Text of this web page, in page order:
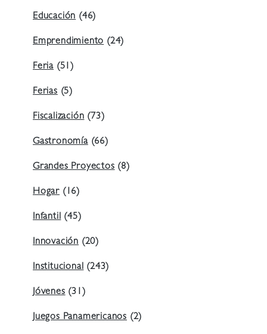
Educación(46)
Emprendimiento(24)
Feria (51)
Ferias(5)
Fiscalización(73)
Gastronomía(66)
Grandes Proyectos(8)
Hogar (16)
Infantil(45)
Innovación (20)
Institucional(243)
Jóvenes(31)
Juegos Panamericanos (2)